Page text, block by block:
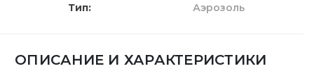
Тип
Аэрозоль
ОПИСАНИЕ И ХАРАКТЕРИСТИКИ